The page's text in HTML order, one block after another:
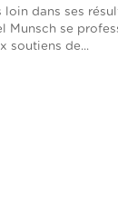
loin dans ses
Munsch se
soutiens de...